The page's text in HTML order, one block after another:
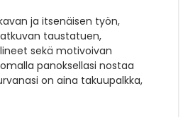
ja itsenäisen työn,
taustatuen,
sekä motivoivan
panoksellasi nostaa
on aina takuupalkka,